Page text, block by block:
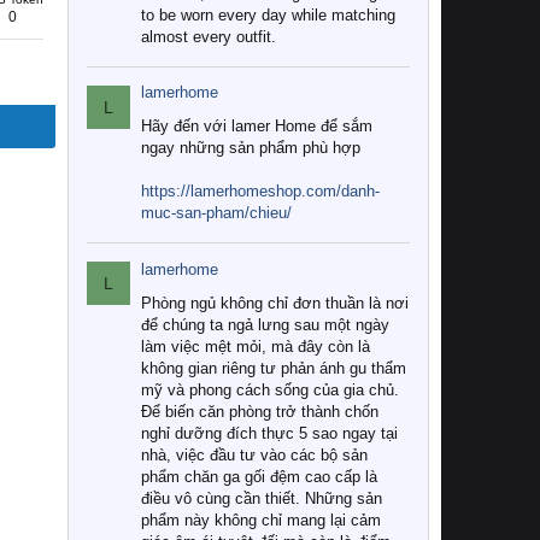
0
to be worn every day while matching
almost every outfit.
L
lamerhome
Hãy đến với lamer Home để sắm
ngay những sản phẩm phù hợp
https://lamerhomeshop.com/danh-
muc-san-pham/chieu/
L
lamerhome
Phòng ngủ không chỉ đơn thuần là nơi
để chúng ta ngả lưng sau một ngày
làm việc mệt mỏi, mà đây còn là
không gian riêng tư phản ánh gu thẩm
mỹ và phong cách sống của gia chủ.
Để biến căn phòng trở thành chốn
nghỉ dưỡng đích thực 5 sao ngay tại
nhà, việc đầu tư vào các bộ sản
phẩm chăn ga gối đệm cao cấp là
điều vô cùng cần thiết. Những sản
phẩm này không chỉ mang lại cảm